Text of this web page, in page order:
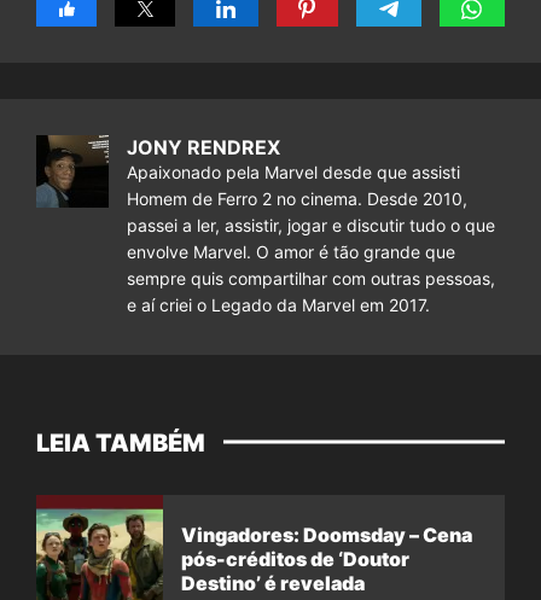
JONY RENDREX
Apaixonado pela Marvel desde que assisti
Homem de Ferro 2 no cinema. Desde 2010,
passei a ler, assistir, jogar e discutir tudo o que
envolve Marvel. O amor é tão grande que
sempre quis compartilhar com outras pessoas,
e aí criei o Legado da Marvel em 2017.
LEIA TAMBÉM
Vingadores: Doomsday – Cena
pós-créditos de ‘Doutor
Destino’ é revelada